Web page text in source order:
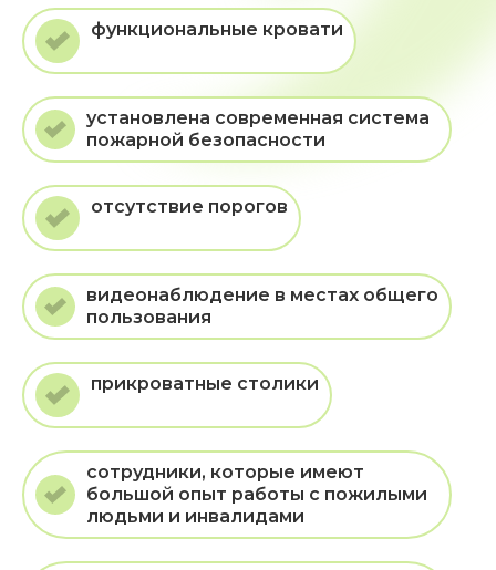
функциональные кровати
установлена современная система
пожарной безопасности
отсутствие порогов
видеонаблюдение в местах общего
пользования
прикроватные столики
сотрудники, которые имеют
большой опыт работы с пожилыми
людьми и инвалидами